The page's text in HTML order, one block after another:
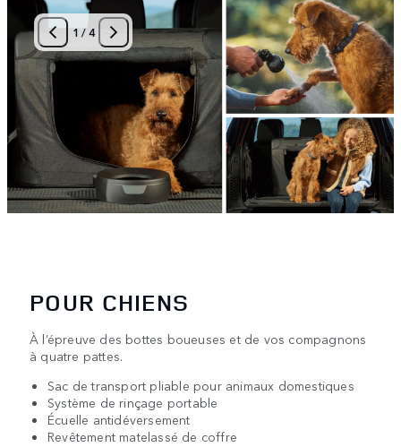
POUR CHIENS
À l’épreuve des bottes boueuses et de vos compagnons
à quatre pattes.
Sac de transport pliable pour animaux domestiques
Système de rinçage portable
Écuelle antidéversement
Revêtement matelassé de coffre
1 /4